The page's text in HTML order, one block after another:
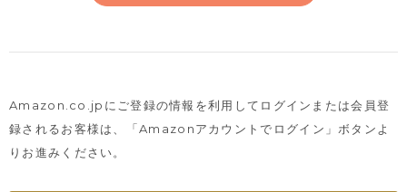
Amazon.co.jpにご登録の情報を利用してログインまたは会員登
録されるお客様は、
「Amazonアカウントでログイン」ボタンよ
りお進みください。